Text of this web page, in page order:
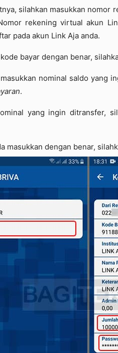
silahkan masukkan nomor
rekening virtual akun
pada akun Link Aja anda.
bayar dengan benar,
nominal saldo yang
.
yang ingin ditransfer,
masukkan dengan benar,